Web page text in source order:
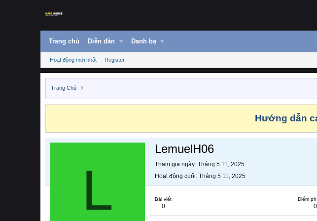
Trang chủ Diễn đàn Danh bạ
Hoạt động mới nhất Register
Trang Chủ
Hướng dẫn
L
LemuelH06
Tham gia ngày Tháng 5 11, 2025
Hoạt động cuối Tháng 5 11, 2025
Bài viết
0
Điểm
0